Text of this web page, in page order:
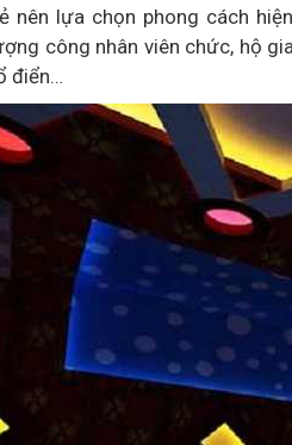
nên lựa chọn phong cách
công nhân viên chức, hộ
điển…